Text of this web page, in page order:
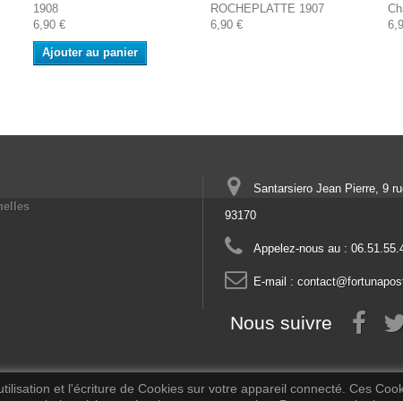
1908
6,90 €
Ajouter au panier
ROCHEPLATTE 1907
6,90 €
Santarsiero Jean Pierre, 9
93170
Appelez-nous au :
E-mail :
Nous suivre
et l'écriture de Cookies sur votre appareil connecté. Ces